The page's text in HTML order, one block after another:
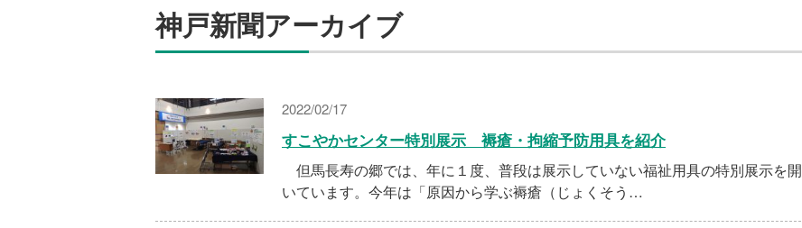
神戸新聞アーカイブ
2022/02/17
すこやかセンター特別展示 褥瘡・拘縮予防用具を紹介
但馬長寿の郷では、年に１度、普段は展示していない福祉用具の特別展示を開
いています。今年は「原因から学ぶ褥瘡（じょくそう…